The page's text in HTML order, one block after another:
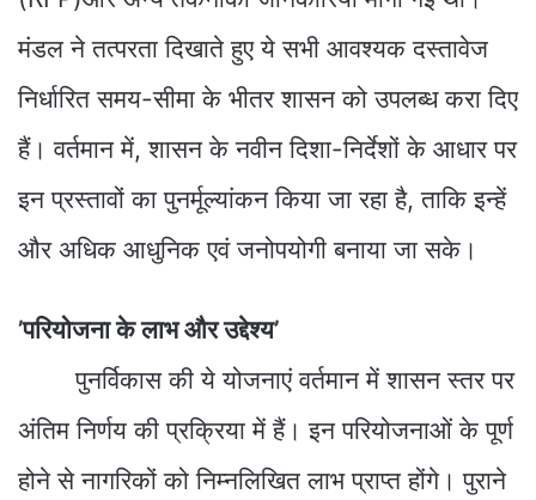
मंडल ने तत्परता दिखाते हुए ये सभी आवश्यक दस्तावेज
निर्धारित समय-सीमा के भीतर शासन को उपलब्ध करा दिए
हैं। वर्तमान में, शासन के नवीन दिशा-निर्देशों के आधार पर
इन प्रस्तावों का पुनर्मूल्यांकन किया जा रहा है, ताकि इन्हें
और अधिक आधुनिक एवं जनोपयोगी बनाया जा सके।
’परियोजना के लाभ और उद्देश्य’
पुनर्विकास की ये योजनाएं वर्तमान में शासन स्तर पर
अंतिम निर्णय की प्रक्रिया में हैं। इन परियोजनाओं के पूर्ण
होने से नागरिकों को निम्नलिखित लाभ प्राप्त होंगे। पुराने